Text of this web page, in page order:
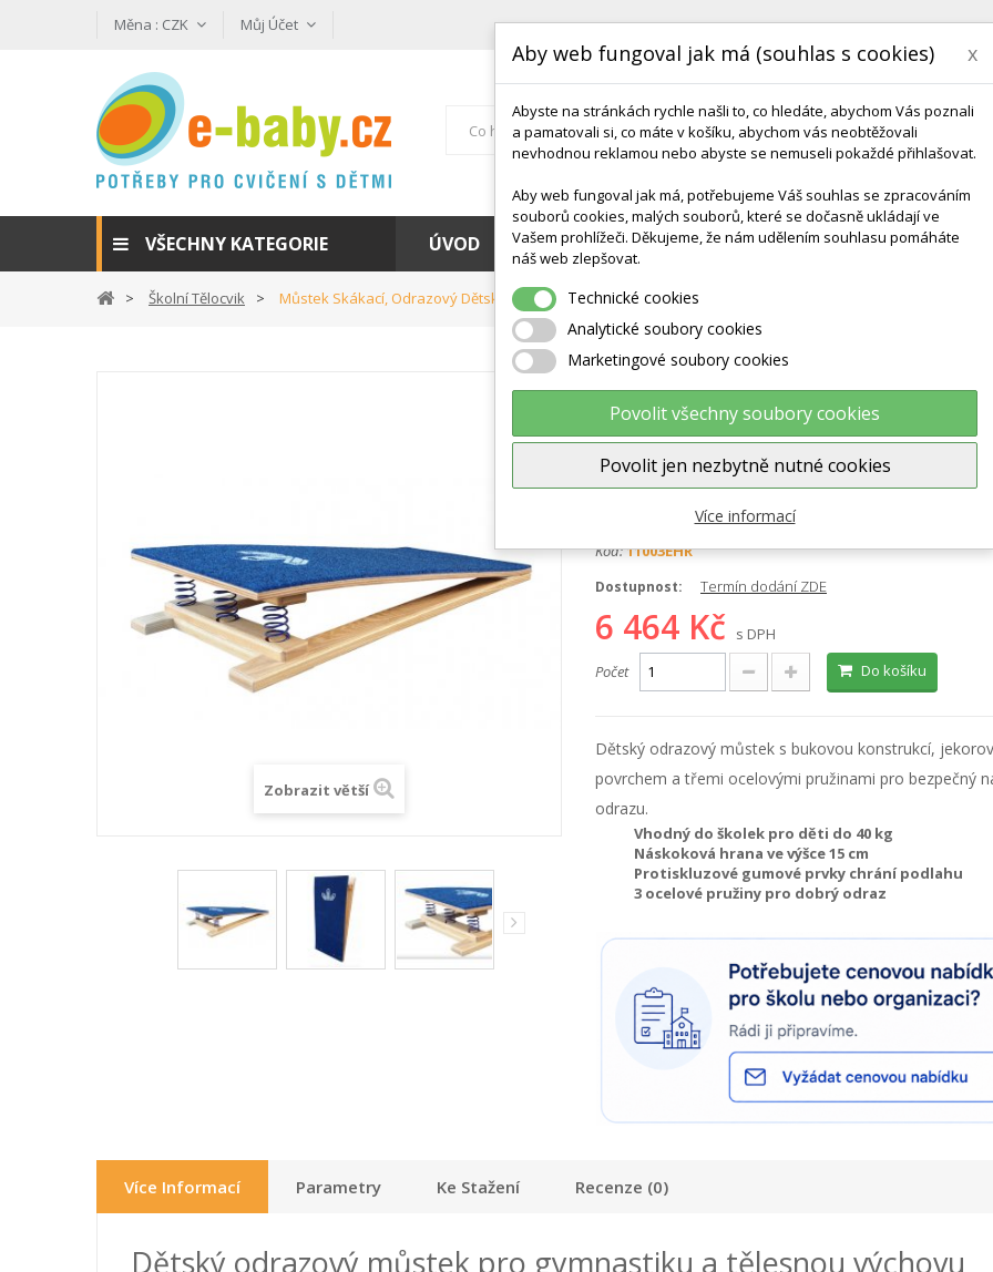
Měna : CZK Můj Účet
VŠECHNY KATEGORIE ÚVOD KONTAKT DODÁNÍ A TERMÍNY CZ & SK
Školní Tělocvik Můstek Skákací, Odrazový Dětský
Zobrazit větší
Můstek skákací, odrazový
Výrobce: Ostatní výrobci
Školní tělocvik
Kód:11003EHR
Dostupnost: Termín dodání ZDE
6 464 Kč
s DPH
Počet
Do košíku
Dětský odrazový můstek s bukovou konstrukcí,
povrchem a třemi ocelovými pružinami pro bezpečný
odrazu.
Vhodný do školek pro děti do 40 kg
Náskoková hrana ve výšce 15 cm
Protiskluzové gumové prvky chrání podlahu
3 ocelové pružiny pro dobrý odraz
Více Informací Parametry Ke Stažení Recenze (0)
Dětský odrazový můstek pro gymnastiku a tělesnou výchovu
Aby web fungoval jak má (souhlas s cookies) x
Abyste na stránkách rychle našli to, co hledáte, abychom Vás poznali
a pamatovali si, co máte v košíku, abychom vás neobtěžovali
nevhodnou reklamou nebo abyste se nemuseli pokaždé přihlašovat.
Aby web fungoval jak má, potřebujeme Váš souhlas se zpracováním
souborů cookies, malých souborů, které se dočasně ukládají ve
Vašem prohlížeči. Děkujeme, že nám udělením souhlasu pomáháte
náš web zlepšovat.
Technické cookies
Analytické soubory cookies
Marketingové soubory cookies
Povolit všechny soubory cookies
Povolit jen nezbytně nutné cookies
Více informací